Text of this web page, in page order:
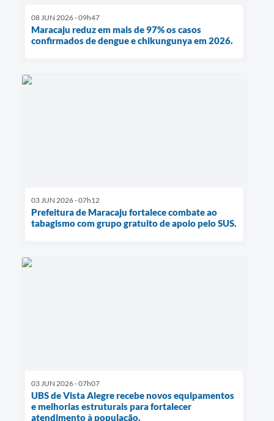
08 JUN 2026 - 09h47
Maracaju reduz em mais de 97% os casos
confirmados de dengue e chikungunya em 2026.
03 JUN 2026 - 07h12
Prefeitura de Maracaju fortalece combate ao
tabagismo com grupo gratuito de apoio pelo SUS.
03 JUN 2026 - 07h07
UBS de Vista Alegre recebe novos equipamentos
e melhorias estruturais para fortalecer
atendimento à população.